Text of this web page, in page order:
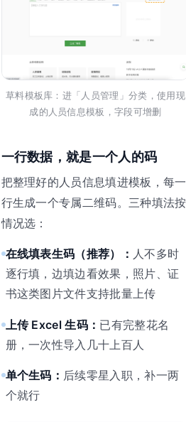
草料模板库：进「人员管理」分类，使用现
成的人员信息模板，字段可增删
一行数据，就是一个人的码
把整理好的人员信息填进模板，每一
行生成一个专属二维码。三种填法按
情况选：
在线填表生码（推荐）： 人不多时
逐行填，边填边看效果，照片、证
书这类图片文件支持批量上传
上传 Excel 生码： 已有完整花名
册，一次性导入几十上百人
单个生码： 后续零星入职，补一两
个就行